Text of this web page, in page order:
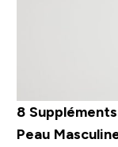
8
Peau